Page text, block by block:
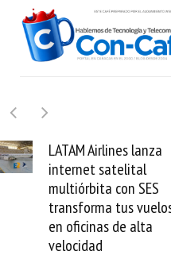
LATAM Airlines lanza
internet satelital
multiórbita con SES
transforma tus vuelos
en oficinas de alta
velocidad